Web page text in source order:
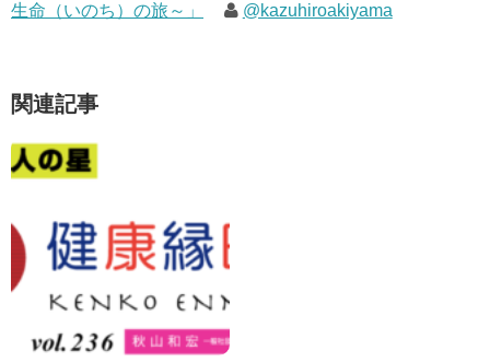
生命（いのち）の旅～」
@kazuhiroakiyama
関連記事